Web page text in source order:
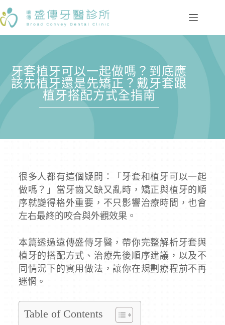
牙套植牙可以一起做嗎？到底應
該先植牙還是先矯正？戴牙套跟
植牙搭配方式全指南
很多人都有這個疑問：「牙套和植牙可以一起
做嗎？」當牙齒又缺又亂時，矯正與植牙的順
序就變得格外重要，不只影響治療時間，也會
左右最終的咬合與外觀效果。
本篇透過遠傳盛傳牙醫，帶你完整解析牙套與
植牙的搭配方式、治療先後順序建議，以及不
同情況下的實用做法，讓你在規劃療程前不再
迷惘。
Table of Contents